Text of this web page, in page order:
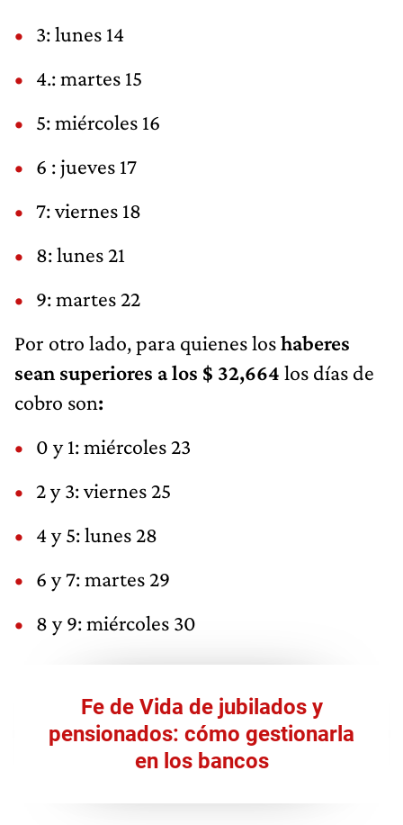
3: lunes 14
4.: martes 15
5: miércoles 16
6 : jueves 17
7: viernes 18
8: lunes 21
9: martes 22
Por otro lado, para quienes loshaberes
sean superiores a los $ 32,664 los días de
cobro son:
0 y 1: miércoles 23
2 y 3: viernes 25
4 y 5: lunes 28
6 y 7: martes 29
8 y 9: miércoles 30
Fe de Vida de jubilados y
pensionados: cómo gestionarla
en los bancos